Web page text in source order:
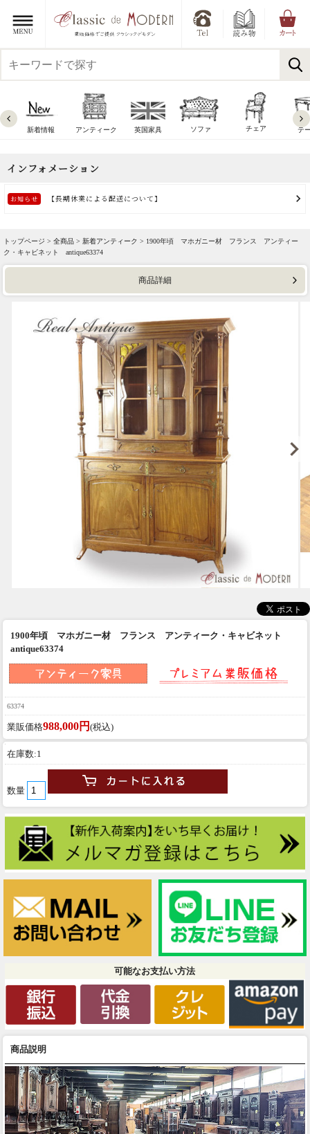
新着情報 アンティーク 英国家具 ソファ チェア テ
トップページ > 全商品 > 新着アンティーク > 1900年頃 マホガニー材 フランス アンティー
ク・キャビネット antique63374
商品詳細
1900年頃 マホガニー材 フランス アンティーク・キャビネット
antique63374
63374
業販価格988,000円 (税込)
在庫数:1
数量
可能なお支払い方法
商品説明